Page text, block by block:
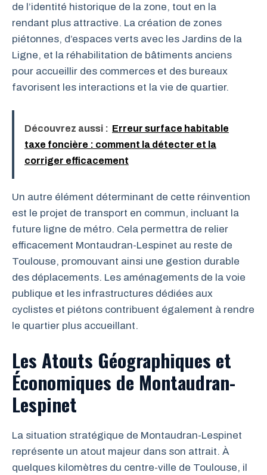
de l’identité historique de la zone, tout en la
rendant plus attractive. La création de zones
piétonnes, d’espaces verts avec les Jardins de la
Ligne, et la réhabilitation de bâtiments anciens
pour accueillir des commerces et des bureaux
favorisent les interactions et la vie de quartier.
Découvrez aussi : Erreur surface habitable
taxe foncière : comment la détecter et la
corriger efficacement
Un autre élément déterminant de cette réinvention
est le projet de transport en commun, incluant la
future ligne de métro. Cela permettra de relier
efficacement Montaudran-Lespinet au reste de
Toulouse, promouvant ainsi une gestion durable
des déplacements. Les aménagements de la voie
publique et les infrastructures dédiées aux
cyclistes et piétons contribuent également à rendre
le quartier plus accueillant.
Les Atouts Géographiques et
Économiques de Montaudran-
Lespinet
La situation stratégique de Montaudran-Lespinet
représente un atout majeur dans son attrait. À
quelques kilomètres du centre-ville de Toulouse, il